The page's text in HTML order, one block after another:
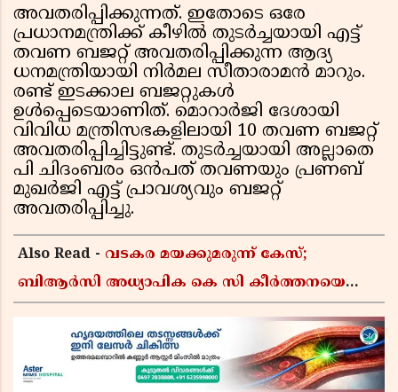
അവതരിപ്പിക്കുന്നത്. ഇതോടെ ഒരേ
പ്രധാനമന്ത്രിക്ക് കീഴില്‍ തുടര്‍ച്ചയായി എട്ട്
തവണ ബജറ്റ് അവതരിപ്പിക്കുന്ന ആദ്യ
ധനമന്ത്രിയായി നിര്‍മല സീതാരാമന്‍ മാറും.
രണ്ട് ഇടക്കാല ബജറ്റുകള്‍
ഉള്‍പ്പെടെയാണിത്. മൊറാര്‍ജി ദേശായി
വിവിധ മന്ത്രിസഭകളിലായി 10 തവണ ബജറ്റ്
അവതരിപ്പിച്ചിട്ടുണ്ട്. തുടര്‍ച്ചയായി അല്ലാതെ
പി ചിദംബരം ഒന്‍പത് തവണയും പ്രണബ്
മുഖര്‍ജി എട്ട് പ്രാവശ്യവും ബജറ്റ്
അവതരിപ്പിച്ചു.
Also Read - വടകര മയക്കുമരുന്ന് കേസ്;
ബിആർസി അധ്യാപിക കെ സി കീർത്തനയെ